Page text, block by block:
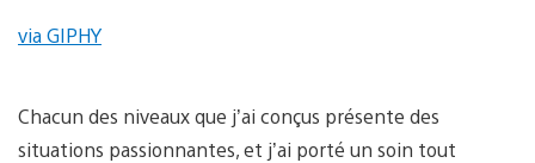
via GIPHY
Chacun des niveaux que j’ai conçus présente des
situations passionnantes, et j’ai porté un soin tout